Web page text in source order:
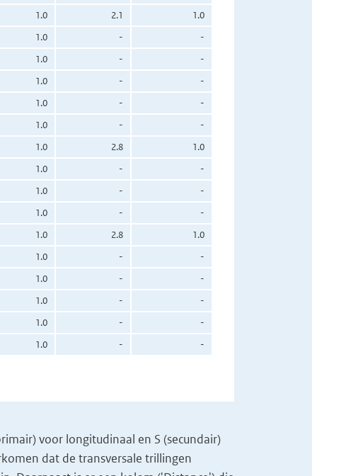
1.0 2.1
1.0
1.0 -
-
1.0 -
-
1.0 -
-
1.0 -
-
1.0 -
-
1.0 2.8
1.0
1.0 -
-
1.0 -
-
1.0 -
-
1.0 2.8
1.0
1.0 -
-
1.0 -
-
1.0 -
-
1.0 -
-
1.0 - -
voor longitudinaal en S (secundair)
dat de transversale trillingen